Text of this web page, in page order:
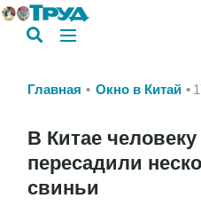
Главная Окно в Китай
В Китае
пересадили
свиньи